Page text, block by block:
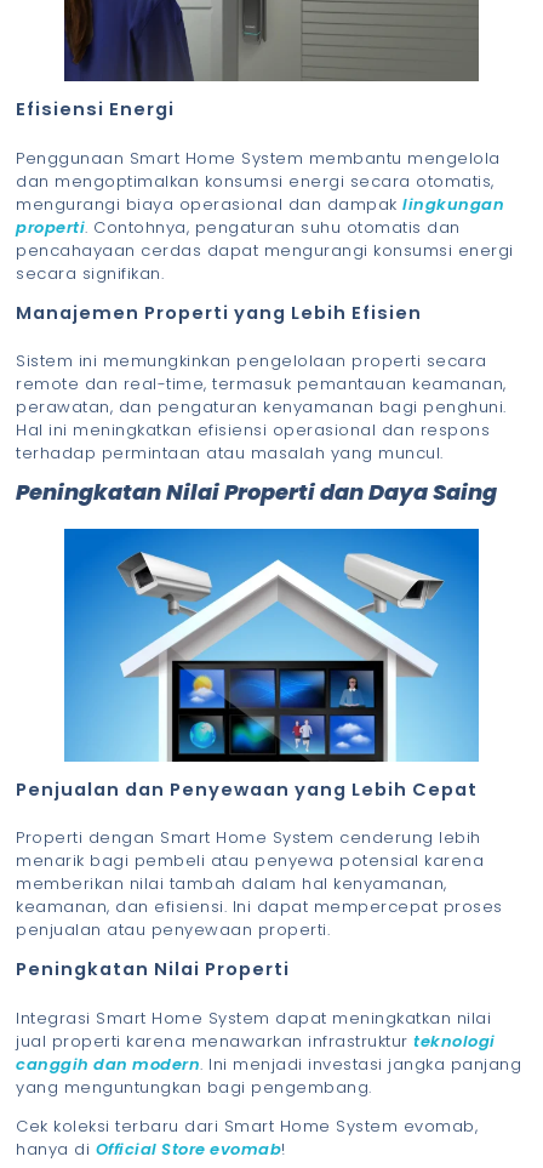
Efisiensi Energi
Penggunaan Smart Home System membantu mengelola
dan mengoptimalkan konsumsi energi secara otomatis,
mengurangi biaya operasional dan dampaklingkungan
properti. Contohnya, pengaturan suhu otomatis dan
pencahayaan cerdas dapat mengurangi konsumsi energi
secara signifikan.
Manajemen Properti yang Lebih Efisien
Sistem ini memungkinkan pengelolaan properti secara
remote dan real-time, termasuk pemantauan keamanan,
perawatan, dan pengaturan kenyamanan bagi penghuni.
Hal ini meningkatkan efisiensi operasional dan respons
terhadap permintaan atau masalah yang muncul.
Peningkatan Nilai Properti dan Daya Saing
Penjualan dan Penyewaan yang Lebih Cepat
Properti dengan Smart Home System cenderung lebih
menarik bagi pembeli atau penyewa potensial karena
memberikan nilai tambah dalam hal kenyamanan,
keamanan, dan efisiensi. Ini dapat mempercepat proses
penjualan atau penyewaan properti.
Peningkatan Nilai Properti
Integrasi Smart Home System dapat meningkatkan nilai
jual properti karena menawarkan infrastrukturteknologi
canggih dan modern. Ini menjadi investasi jangka panjang
yang menguntungkan bagi pengembang.
Cek koleksi terbaru dari Smart Home System evomab,
hanya di Official Store evomab!